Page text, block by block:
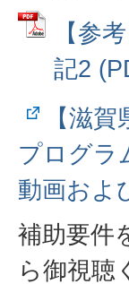
【参
記2
【滋
プログラ
動画およ
補助要件
ら御視聴